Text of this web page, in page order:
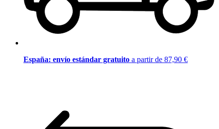
España: envío estándar gratuito a partir de 87,90 €